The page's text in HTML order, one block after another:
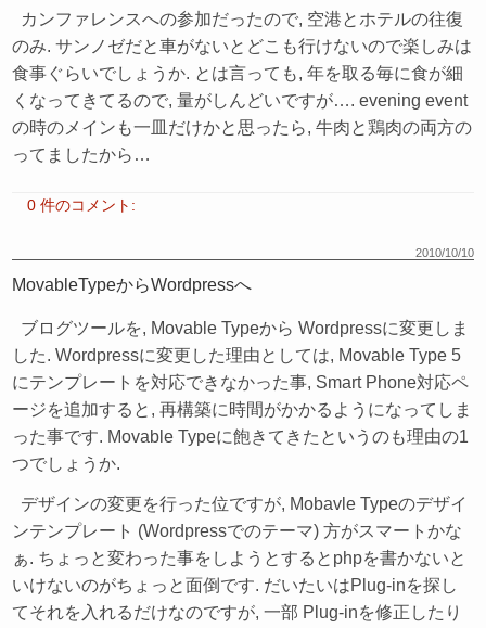
カンファレンスへの参加だったので, 空港とホテルの往復
のみ. サンノゼだと車がないとどこも行けないので楽しみは
食事ぐらいでしょうか. とは言っても, 年を取る毎に食が細
くなってきてるので, 量がしんどいですが…. evening event
の時のメインも一皿だけかと思ったら, 牛肉と鶏肉の両方の
ってましたから…
0 件のコメント:
2010/10/10
MovableTypeからWordpressへ
ブログツールを, Movable Typeから Wordpressに変更しま
した. Wordpressに変更した理由としては, Movable Type 5
にテンプレートを対応できなかった事, Smart Phone対応ペ
ージを追加すると, 再構築に時間がかかるようになってしま
った事です. Movable Typeに飽きてきたというのも理由の1
つでしょうか.
デザインの変更を行った位ですが, Mobavle Typeのデザイ
ンテンプレート (Wordpressでのテーマ) 方がスマートかな
ぁ. ちょっと変わった事をしようとするとphpを書かないと
いけないのがちょっと面倒です. だいたいはPlug-inを探し
てそれを入れるだけなのですが, 一部 Plug-inを修正したり